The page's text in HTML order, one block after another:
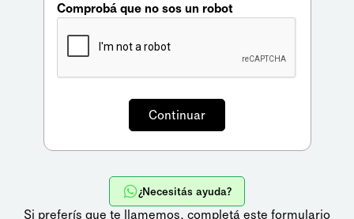
Comprobá que no sos un robot
¿Necesitás ayuda?
Si preferís que te llamemos, completá este formulario